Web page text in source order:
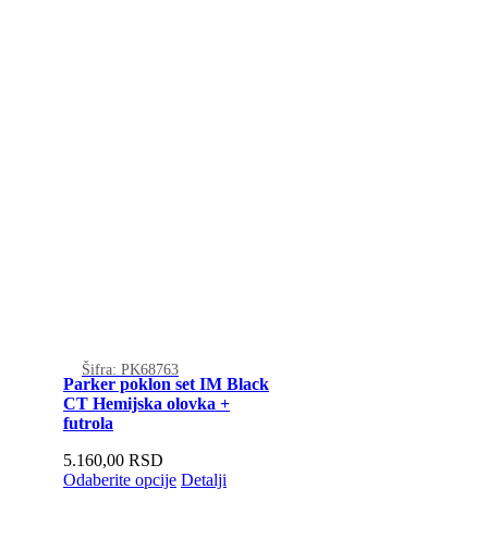
Šifra: PK68763
Parker poklon set IM Black
CT Hemijska olovka +
futrola
5.160,00 RSD
Odaberite opcije Detalji